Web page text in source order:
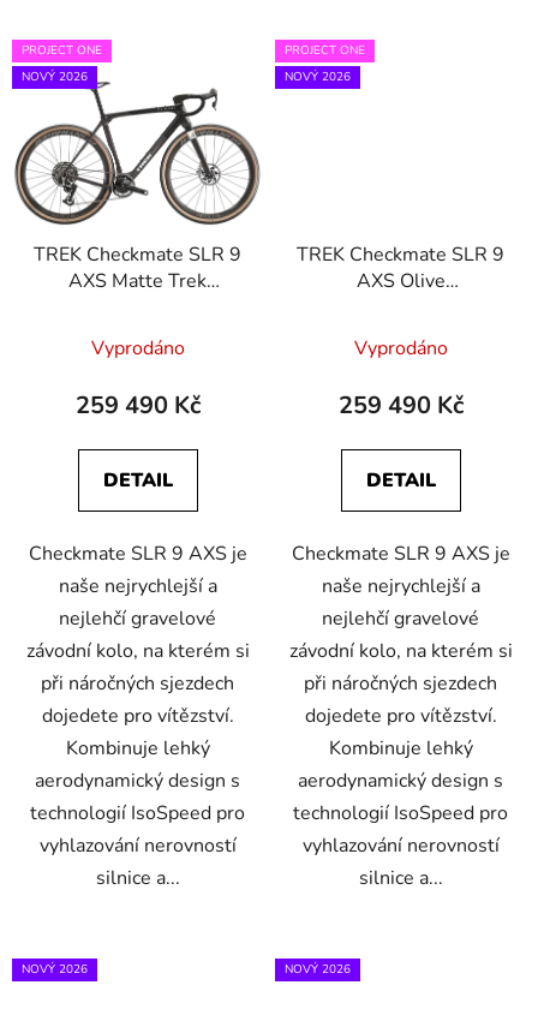
PROJECT ONE
NOVÝ 2026
TREK Checkmate SLR 9
AXS Matte Trek
Smoke
Vyprodáno
259 490 Kč
DETAIL
Checkmate SLR 9 AXS je
naše nejrychlejší a
nejlehčí gravelové
závodní kolo, na kterém si
při náročných sjezdech
dojedete pro vítězství.
Kombinuje lehký
aerodynamický design s
technologií IsoSpeed pro
vyhlazování nerovností
silnice a...
PROJECT ONE
NOVÝ 2026
TREK Checkmate SLR 9
AXS Olive
Vyprodáno
259 490 Kč
DETAIL
Checkmate SLR 9 AXS je
naše nejrychlejší a
nejlehčí gravelové
závodní kolo, na kterém si
při náročných sjezdech
dojedete pro vítězství.
Kombinuje lehký
aerodynamický design s
technologií IsoSpeed pro
vyhlazování nerovností
silnice a...
NOVÝ 2026 NOVÝ 2026